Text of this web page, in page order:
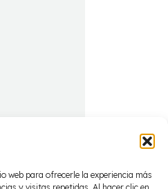
web para ofrecerle la experiencia más
Socials